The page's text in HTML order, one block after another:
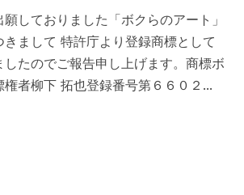
・カンディンスキ
クレー
ス
ド
イナミック
アンニュイ
す
しておりました「ボクらのアート」
きまして 特許庁より登録商標として
したのでご報告申し上げます。商標ボ
権者柳下 拓也登録番号第６６０２...